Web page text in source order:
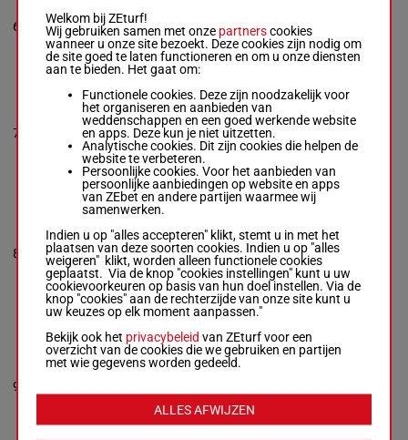
6
Noonan D.- T R
Gretton
R/5 -66 kg
7h 6h
R/5 66 kg 7h 6h
7
IDEALLKO
-Mrs C
65 kg
1s 1s 4s 7h 4h
11h Ah (22) 10h
R/8 65 kg
1s 1s 4s 7h 4h
11h Ah (22)
10h
8
NO QUARTER
ASKED
Best J.-S-j Davies
R/9 -64.5 kg
(22) 4h As 6s (21)
As 3s 8s 6s 1s 5s
7h 2h 5h
R/9 64.5
kg
(22) 4h As 6s
(21) As 3s 8s
6s 1s 5s 7h 2h
5h
9
OCEAN'S OF
MONEY
Quinlan S.-Mrs N
M/8 -63 kg
6s 5s 5s 6s 3s
4h (21) 6h 5h
5h
Welkom bij ZEturf!
Wij gebruiken samen met onze partnerscookies
wanneer u onze site bezoekt. Deze cookies zijn nodig om
de site goed te laten functioneren en om u onze diensten
aan te bieden. Het gaat om:
Functionele cookies. Deze zijn noodzakelijk voor
het organiseren en aanbieden van
weddenschappen en een goed werkende website
en apps. Deze kun je niet uitzetten.
Analytische cookies. Dit zijn cookies die helpen de
website te verbeteren.
Persoonlijke cookies. Voor het aanbieden van
persoonlijke aanbiedingen op website en apps
van ZEbet en andere partijen waarmee wij
samenwerken.
Indien u op "alles accepteren" klikt, stemt u in met het
plaatsen van deze soorten cookies. Indien u op "alles
weigeren" klikt, worden alleen functionele cookies
geplaatst. Via de knop "cookies instellingen" kunt u uw
cookievoorkeuren op basis van hun doel instellen. Via de
knop "cookies" aan de rechterzijde van onze site kunt u
uw keuzes op elk moment aanpassen."
Bekijk ook het privacybeleid van ZEturf voor een
overzicht van de cookies die we gebruiken en partijen
met wie gegevens worden gedeeld.
ALLES AFWIJZEN